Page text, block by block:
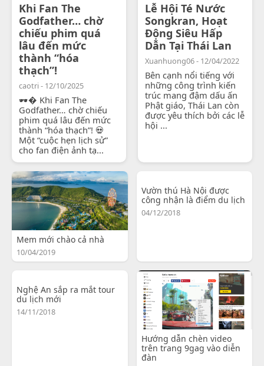
Khi Fan The
Godfather… chờ
chiếu phim quá
lâu đến mức
thành “hóa
thạch”!
caotri - 12/10/2025
🕶� Khi Fan The
Godfather… chờ chiếu
phim quá lâu đến mức
thành “hóa thạch”! 💀
Một “cuộc hẹn lịch sử”
cho fan điện ảnh tạ...
Lễ Hội Té Nước
Songkran, Hoạt
Động Siêu Hấp
Dẫn Tại Thái Lan
Xuanhuong06 - 12/04/2022
Bên cạnh nổi tiếng với
những công trình kiến
trúc mang đậm dấu ấn
Phật giáo, Thái Lan còn
được yêu thích bởi các lễ
hội ...
Mem mới chào cả nhà
10/04/2019
Vườn thú Hà Nội được
công nhận là điểm du lịch
04/12/2018
Nghệ An sắp ra mắt tour
du lịch mới
14/11/2018
Hướng dẫn chèn video
trên trang 9gag vào diễn
đàn